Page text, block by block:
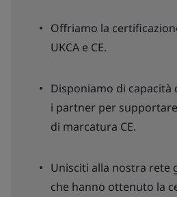
Offriamo la
UKCA e CE.
Disponiamo di
i partner per
di marcatura CE.
Unisciti alla nostra rete
che hanno ottenuto la